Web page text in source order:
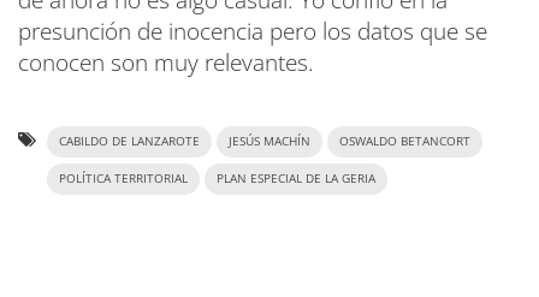
presunción de inocencia pero los datos que se
conocen son muy relevantes.
CABILDO DE LANZAROTE JESÚS MACHÍN OSWALDO BETANCORT
POLÍTICA TERRITORIAL PLAN ESPECIAL DE LA GERIA